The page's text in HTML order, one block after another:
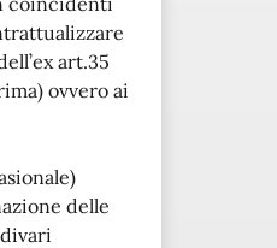
art.35
ovvero ai
delle